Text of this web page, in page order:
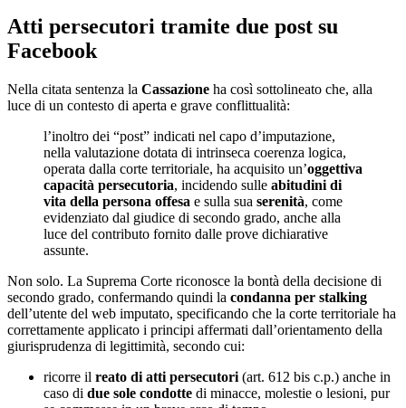
Atti persecutori tramite due post su
Facebook
Nella citata sentenza la Cassazione ha così sottolineato che, alla
luce di un contesto di aperta e grave conflittualità:
l’inoltro dei “post” indicati nel capo d’imputazione,
nella valutazione dotata di intrinseca coerenza logica,
operata dalla corte territoriale, ha acquisito un’oggettiva
capacità persecutoria, incidendo sulle abitudini di
vita della persona offesa e sulla sua serenità, come
evidenziato dal giudice di secondo grado, anche alla
luce del contributo fornito dalle prove dichiarative
assunte.
Non solo. La Suprema Corte riconosce la bontà della decisione di
secondo grado, confermando quindi la condanna per stalking
dell’utente del web imputato, specificando che la corte territoriale ha
correttamente applicato i principi affermati dall’orientamento della
giurisprudenza di legittimità, secondo cui:
ricorre il reato di atti persecutori (art. 612 bis c.p.) anche in
caso di due sole condotte di minacce, molestie o lesioni, pur